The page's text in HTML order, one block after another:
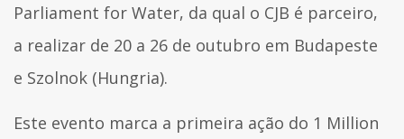
Parliament for Water, da qual o CJB é parceiro,
a realizar de 20 a 26 de outubro em Budapeste
e Szolnok (Hungria).
Este evento marca a primeira ação do 1 Million